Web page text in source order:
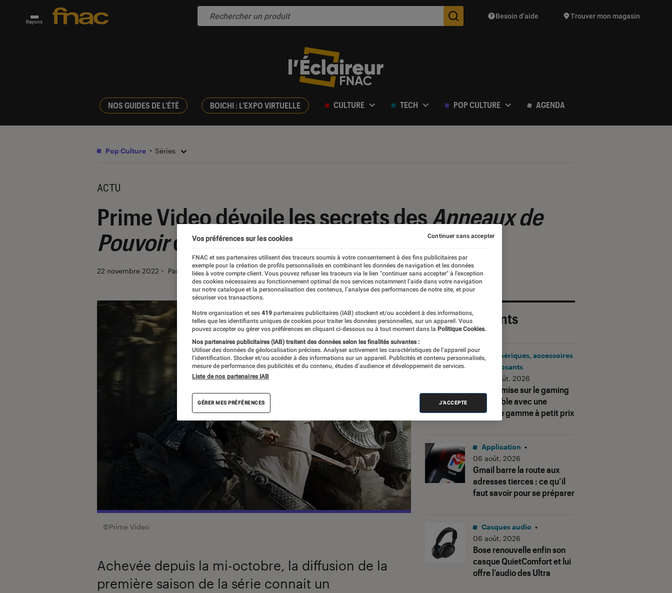
Rayons Des suggestions de produits vont vous être proposées
Besoin d’aide Trouver mon magasin
NOS GUIDES DE L'ÉTÉ BOICHI : L'EXPO VIRTUELLE CULTURE TECH POP CULTURE AGENDA
Pop Culture Séries
ACTU
Prime Video dévoile les secrets desAnneaux de
Pouvoirdans un making of
22 novembre 2022 ・ Par Vincent Oms
©Prime Video
Achevée depuis la mi-octobre, la diffusion de la
première saison de la série connait un
Les plus récents
Corsair mise sur le gaming
accessible avec une
nouvelle gamme à petit prix
Périphériques, accessoires
et composants
06 août. 2026
Gmail barre la route aux
adresses tierces : ce qu’il
faut savoir pour se préparer
Application •
06 août. 2026
Bose renouvelle enfin son
casque QuietComfort et lui
offre l’audio des Ultra
Casques audio •
06 août. 2026
Vos préférences sur les cookies
FNAC et ses partenaires utilisent des traceurs soumis à votre consentement à des fins publicitaires par
exemple pour la création de profils personnalisés en combinant les données de navigation et les données
liées à votre compte client. Vous pouvez refuser les traceurs via le lien "continuer sans accepter" à l’exception
des cookies nécessaires au fonctionnement optimal de nos services notamment l’aide dans votre navigation
sur notre catalogue et la personnalisation des contenus, l’analyse des performances de notre site, et pour
sécuriser vos transactions.
Notre organisation et ses 419 partenaires publicitaires (IAB) stockent et/ou accèdent à des informations,
telles que les identifiants uniques de cookies pour traiter les données personnelles, sur un appareil. Vous
pouvez accepter ou gérer vos préférences en cliquant ci-dessous ou à tout moment dans la Politique Cookies.
Nos partenaires publicitaires (IAB) traitent des données selon les finalités suivantes :
Utiliser des données de géolocalisation précises. Analyser activement les caractéristiques de l’appareil pour
l’identification. Stocker et/ou accéder à des informations sur un appareil. Publicités et contenu personnalisés,
mesure de performance des publicités et du contenu, études d’audience et développement de services.
Liste de nos partenaires IAB
GÉRER MES PRÉFÉRENCES J'ACCEPTE
Continuer sans accepter